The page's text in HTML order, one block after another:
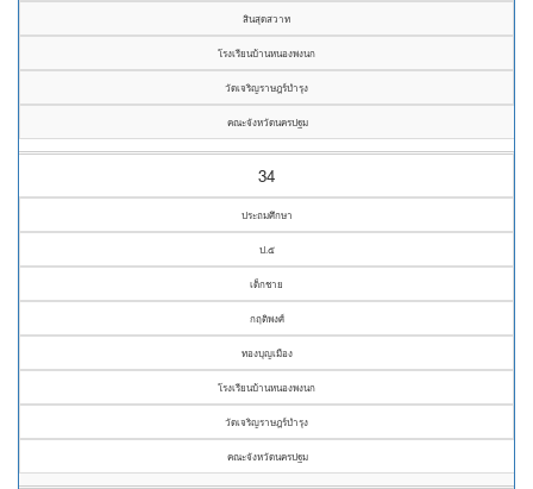
สินสุดสวาท
โรงเรียนบ้านหนองพงนก
วัดเจริญราษฎร์บำรุง
คณะจังหวัดนครปฐม
34
ประถมศึกษา
ป.๕
เด็กชาย
กฤติพงศ์
ทองบุญเมือง
โรงเรียนบ้านหนองพงนก
วัดเจริญราษฎร์บำรุง
คณะจังหวัดนครปฐม